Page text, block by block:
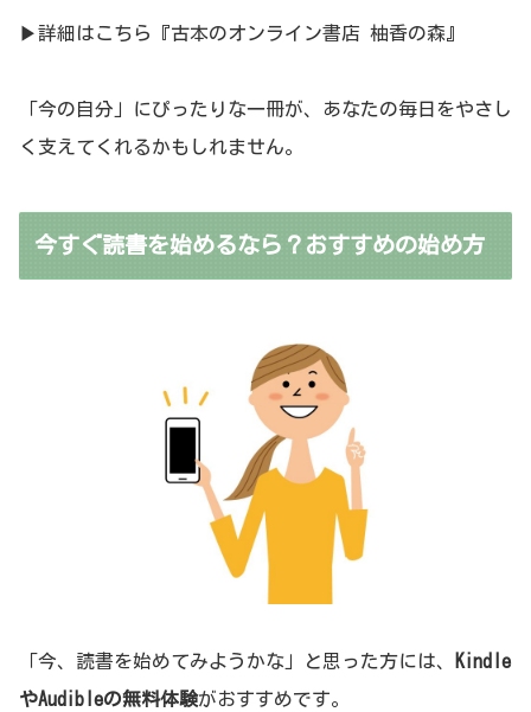
▶詳細はこちら『古本のオンライン書店 柚香の森』
「今の自分」にぴったりな一冊が、あなたの毎日をやさし
く支えてくれるかもしれません。
今すぐ読書を始めるなら？おすすめの始め方
「今、読書を始めてみようかな」と思った方には、
Kindle
やAudibleの無料体験がおすすめです。